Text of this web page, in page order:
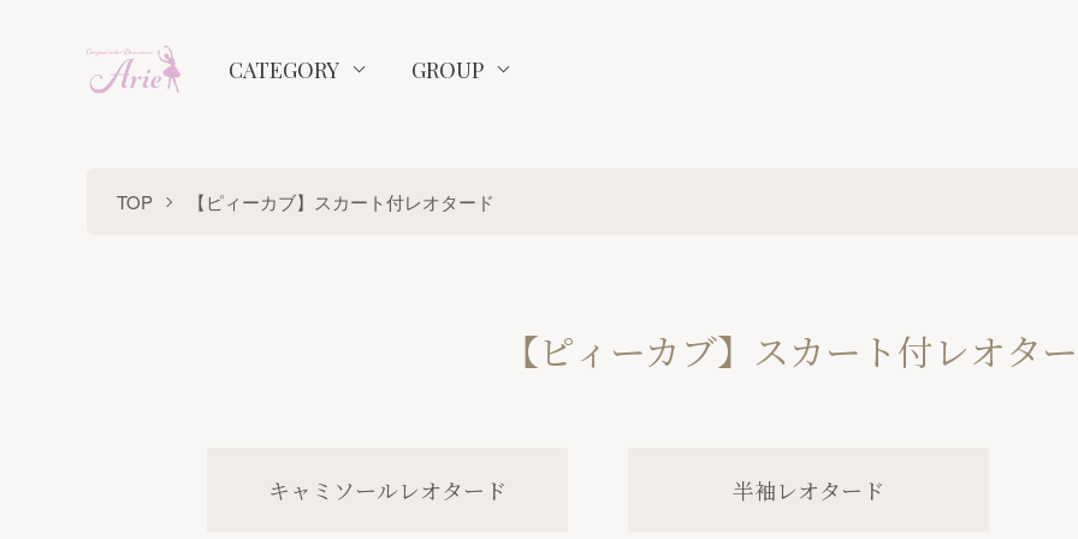
CATEGORY GROUP
TOP 【ピィーカブ】スカート付レオタード
【ピィーカブ】スカート付レオタ
キャミソールレオタード 半袖レオタード